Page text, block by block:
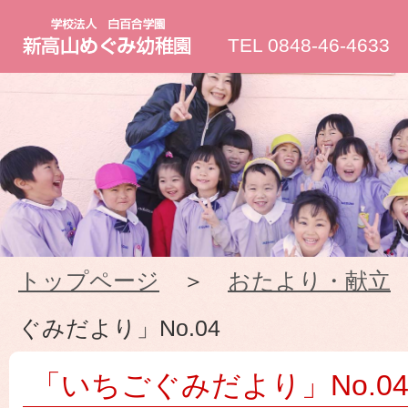
新
高
山
め
ぐ
み
幼
TEL 0848-46-4633
トップページ ＞ おたより・献立
ぐみだより」No.04
「いちごぐみだより」No.04